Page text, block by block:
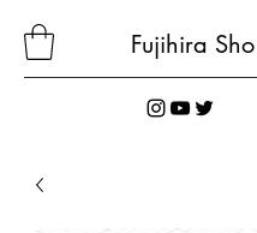
Fujihira Sho